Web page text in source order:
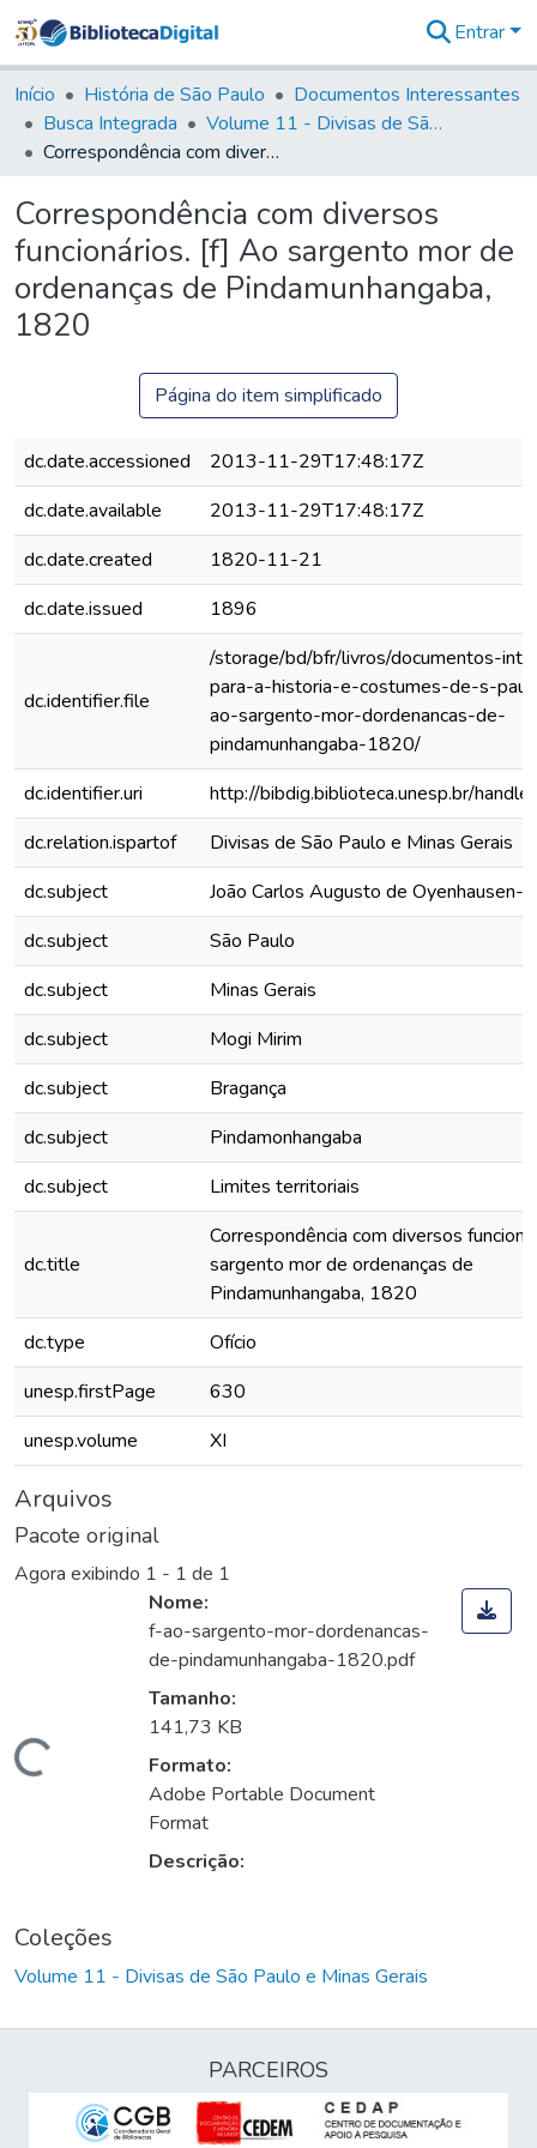
&
Coleções
Tudo na
Biblioteca
Estatísticas
Entrar
Início História de São Paulo
Documentos Interessantes
Busca Integrada
Volume 11 - Divisas de São Paulo e Minas Gerais
Correspondência com diversos funcionários. [f] Ao sargento mor de ordenanças de Pindamunhangaba, 1820
Correspondência com diversos
funcionários. [f] Ao sargento mor de
ordenanças de Pindamunhangaba,
1820
Página do item simplificado
dc.date.accessioned
2013-11-29T17:48:17Z
dc.date.available
2013-11-29T17:48:17Z
dc.date.created
1820-11-21
dc.date.issued
1896
dc.identifier.file
/storage/bd/bfr/livros/documentos-
para-a-historia-e-costumes-de-s-
ao-sargento-mor-dordenancas-de-
pindamunhangaba-1820/
dc.identifier.uri
http://bibdig.biblioteca.unesp.br/
dc.relation.ispartof
Divisas de São Paulo e Minas Gerais
dc.subject
João Carlos Augusto de Oyenhausen-
dc.subject
São Paulo
dc.subject
Minas Gerais
dc.subject
Mogi Mirim
dc.subject
Bragança
dc.subject
Pindamonhangaba
dc.subject
Limites territoriais
dc.title
Correspondência com diversos
sargento mor de ordenanças de
Pindamunhangaba, 1820
dc.type
Ofício
unesp.firstPage
630
unesp.volume
XI
Arquivos
Pacote original
Agora exibindo 1 - 1 de 1
Carregando...
Nome:
f-ao-sargento-mor-dordenancas-
de-pindamunhangaba-1820.pdf
Tamanho:
141,73 KB
Formato:
Adobe Portable Document
Format
Descrição:
Coleções
Volume 11 - Divisas de São Paulo e Minas Gerais
PARCEIROS